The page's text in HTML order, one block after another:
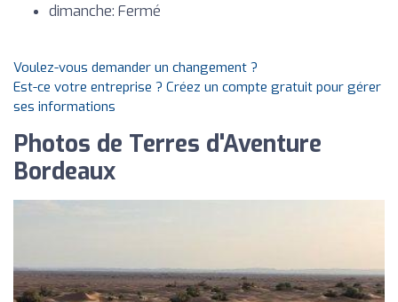
dimanche: Fermé
Voulez-vous demander un changement ?
Est-ce votre entreprise ? Créez un compte gratuit pour gérer
ses informations
Photos de Terres d'Aventure
Bordeaux